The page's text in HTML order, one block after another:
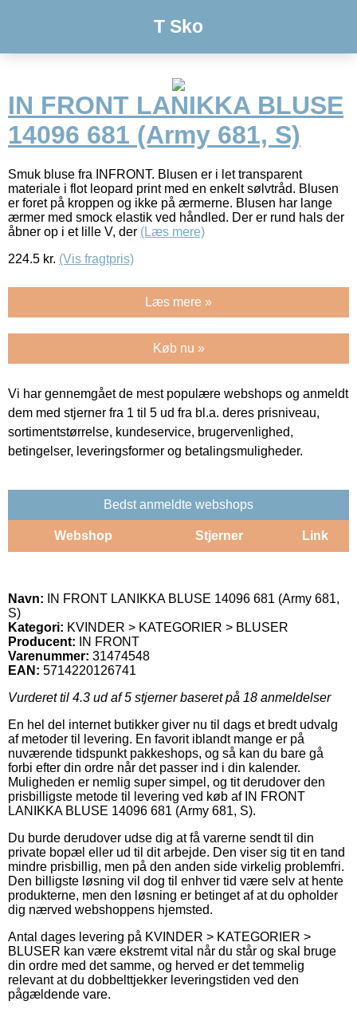
T Sko
IN FRONT LANIKKA BLUSE
14096 681 (Army 681, S)
Smuk bluse fra INFRONT. Blusen er i let transparent
materiale i flot leopard print med en enkelt sølvtråd. Blusen
er foret på kroppen og ikke på ærmerne. Blusen har lange
ærmer med smock elastik ved håndled. Der er rund hals der
åbner op i et lille V, der (Læs mere)
224.5 kr. (Vis fragtpris)
Læs mere »
Køb nu »
Vi har gennemgået de mest populære webshops og anmeldt
dem med stjerner fra 1 til 5 ud fra bl.a. deres prisniveau,
sortimentstørrelse, kundeservice, brugervenlighed,
betingelser, leveringsformer og betalingsmuligheder.
Bedst anmeldte webshops
Webshop Stjerner Link
Navn: IN FRONT LANIKKA BLUSE 14096 681 (Army 681,
S)
Kategori: KVINDER > KATEGORIER > BLUSER
Producent:
IN FRONT
Varenummer: 31474548
EAN: 5714220126741
Vurderet til 4.3 ud af 5 stjerner baseret på 18 anmeldelser
En hel del internet butikker giver nu til dags et bredt udvalg
af metoder til levering. En favorit iblandt mange er på
nuværende tidspunkt pakkeshops, og så kan du bare gå
forbi efter din ordre når det passer ind i din kalender.
Muligheden er nemlig super simpel, og tit derudover den
prisbilligste metode til levering ved køb af IN FRONT
LANIKKA BLUSE 14096 681 (Army 681, S).
Du burde derudover udse dig at få varerne sendt til din
private bopæl eller ud til dit arbejde. Den viser sig tit en tand
mindre prisbillig, men på den anden side virkelig problemfri.
Den billigste løsning vil dog til enhver tid være selv at hente
produkterne, men den løsning er betinget af at du opholder
dig nærved webshoppens hjemsted.
Antal dages levering på KVINDER > KATEGORIER >
BLUSER kan være ekstremt vital når du står og skal bruge
din ordre med det samme, og herved er det temmelig
relevant at du dobbelttjekker leveringstiden ved den
pågældende vare.